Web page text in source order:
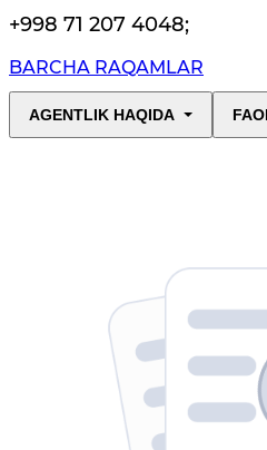
+998 71 207 4048;
BARCHA RAQAMLAR
AGENTLIK HAQIDA